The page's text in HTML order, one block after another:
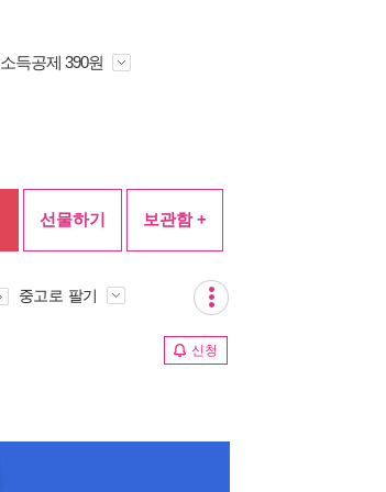
소득공제 390원
선물하기 보관함 +
중고로 팔기
신청